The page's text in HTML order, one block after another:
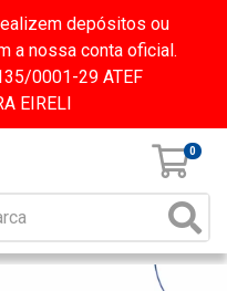
depósitos ou
a nossa conta oficial.
0001-29 ATEF
EIRELI
0